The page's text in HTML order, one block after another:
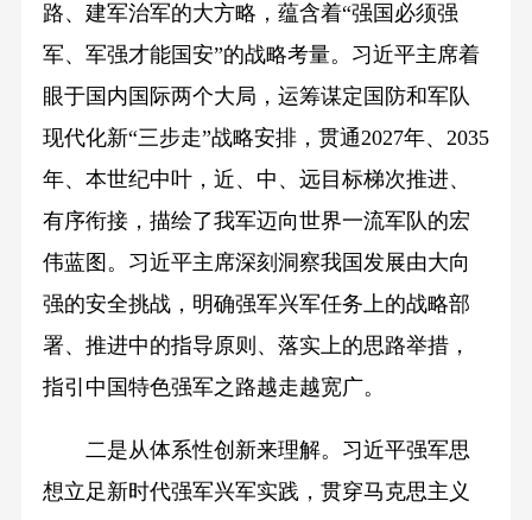
路、建军治军的大方略，蕴含着“强国必须强
军、军强才能国安”的战略考量。习近平主席着
眼于国内国际两个大局，运筹谋定国防和军队
现代化新“三步走”战略安排，贯通2027年、2035
年、本世纪中叶，近、中、远目标梯次推进、
有序衔接，描绘了我军迈向世界一流军队的宏
伟蓝图。习近平主席深刻洞察我国发展由大向
强的安全挑战，明确强军兴军任务上的战略部
署、推进中的指导原则、落实上的思路举措，
指引中国特色强军之路越走越宽广。
二是从体系性创新来理解。习近平强军思
想立足新时代强军兴军实践，贯穿马克思主义